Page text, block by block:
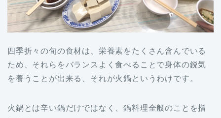
四季折々の旬の食材は、栄養素をたくさん含んでいる
ため、それらをバランスよく食べることで身体の鋭気
を養うことが出来る、それが火鍋というわけです。
火鍋とは辛い鍋だけではなく、鍋料理全般のことを指